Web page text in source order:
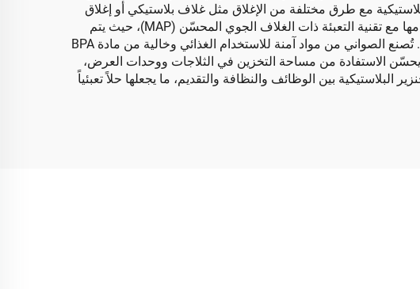
مع طرق مختلفة من الإغلاق مثل غلاف بلاستيكي أو إغلاق
حراري أو تعبئة فراغية، والتي تساعد في تمديد العمر الافتراضي عن طريق الحفاظ على النضارة. يمكن أيضًا استخدامها مع تقنية التعبئة ذات الغلاف الجوي المحسّن (MAP)، حيث يتم
إدخال خليط غازي محكوم لإبطاء عملية التلف، مما يجعلها مناسبة لكل من منتجات لحم الخنزير الطازجة والمصنعة. تُصنع الصواني من مواد آمنة للاستخدام الغذائي وخالية من مادة BPA
يحسّن الاستفادة من مساحة التخزين في الثلاجات ووحدات العرض،
بين الوظائف والنظافة والتقديم، ما يجعلها حلاً تعبئياً